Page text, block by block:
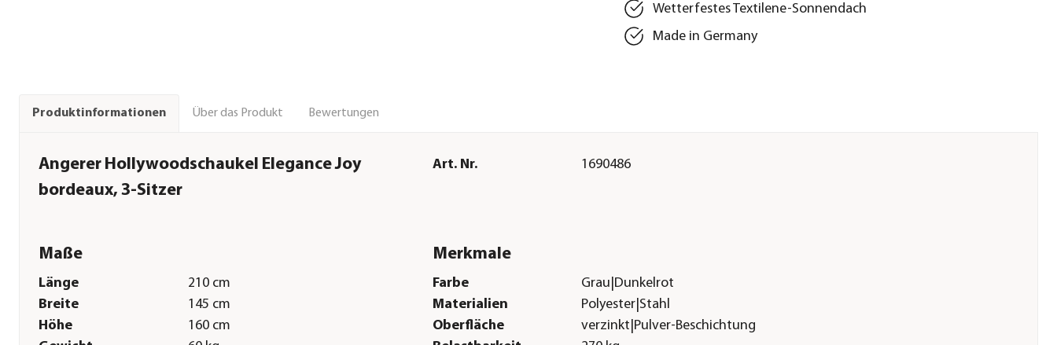
Wetterfestes Textilene-Sonnendach
Made in Germany
Produktinformationen Über das Produkt Bewertungen
Angerer Hollywoodschaukel Elegance Joy
bordeaux, 3-Sitzer
Art. Nr. 1690486
Maße
Länge
210 cm
Breite
145 cm
Höhe
160 cm
Merkmale
Farbe
Grau|Dunkelrot
Materialien
Polyester|Stahl
Oberfläche
verzinkt|Pulver-Beschichtung